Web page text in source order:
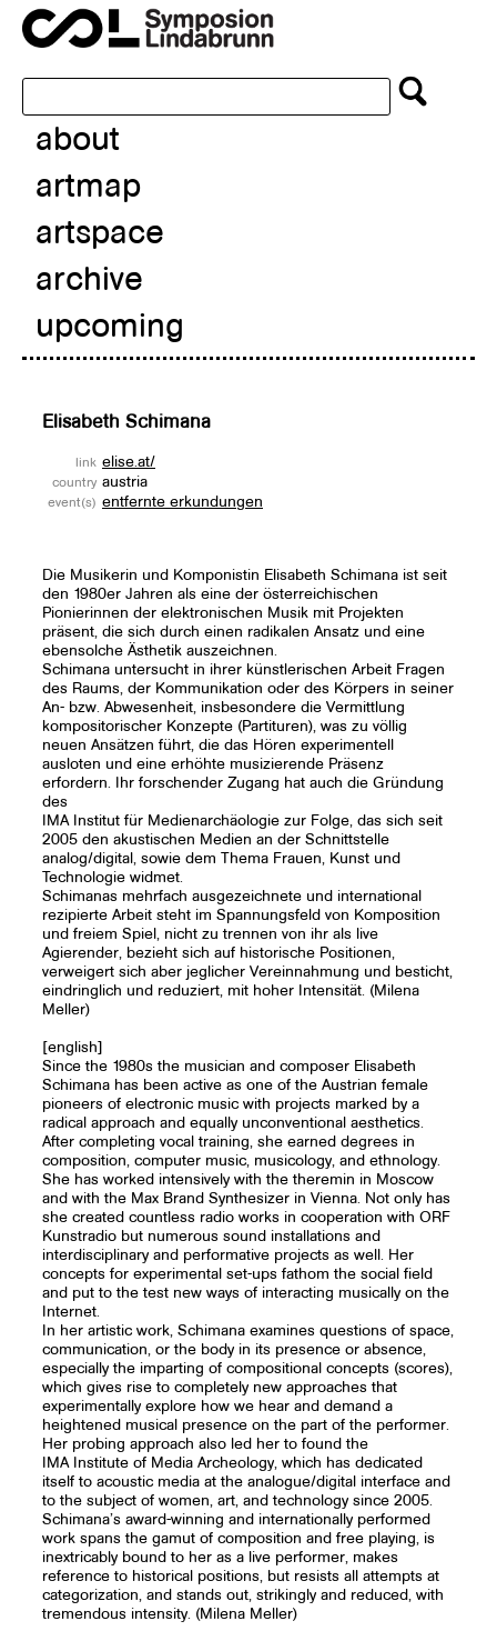
about
artmap
artspace
archive
upcoming
Elisabeth Schimana
link elise.at/
country austria
event(s) entfernte erkundungen
Die Musikerin und Komponistin Elisabeth Schimana ist seit
den 1980er Jahren als eine der österreichischen
Pionierinnen der elektronischen Musik mit Projekten
präsent, die sich durch einen radikalen Ansatz und eine
ebensolche Ästhetik auszeichnen.
Schimana untersucht in ihrer künstlerischen Arbeit Fragen
des Raums, der Kommunikation oder des Körpers in seiner
An- bzw. Abwesenheit, insbesondere die Vermittlung
kompositorischer Konzepte (Partituren), was zu völlig
neuen Ansätzen führt, die das Hören experimentell
ausloten und eine erhöhte musizierende Präsenz
erfordern. Ihr forschender Zugang hat auch die Gründung
des
IMA Institut für Medienarchäologie zur Folge, das sich seit
2005 den akustischen Medien an der Schnittstelle
analog/digital, sowie dem Thema Frauen, Kunst und
Technologie widmet.
Schimanas mehrfach ausgezeichnete und international
rezipierte Arbeit steht im Spannungsfeld von Komposition
und freiem Spiel, nicht zu trennen von ihr als live
Agierender, bezieht sich auf historische Positionen,
verweigert sich aber jeglicher Vereinnahmung und besticht,
eindringlich und reduziert, mit hoher Intensität. (Milena
Meller)
[english]
Since the 1980s the musician and composer Elisabeth
Schimana has been active as one of the Austrian female
pioneers of electronic music with projects marked by a
radical approach and equally unconventional aesthetics.
After completing vocal training, she earned degrees in
composition, computer music, musicology, and ethnology.
She has worked intensively with the theremin in Moscow
and with the Max Brand Synthesizer in Vienna. Not only has
she created countless radio works in cooperation with ORF
Kunstradio but numerous sound installations and
interdisciplinary and performative projects as well. Her
concepts for experimental set-ups fathom the social field
and put to the test new ways of interacting musically on the
Internet.
In her artistic work, Schimana examines questions of space,
communication, or the body in its presence or absence,
especially the imparting of compositional concepts (scores),
which gives rise to completely new approaches that
experimentally explore how we hear and demand a
heightened musical presence on the part of the performer.
Her probing approach also led her to found the
IMA Institute of Media Archeology, which has dedicated
itself to acoustic media at the analogue/digital interface and
to the subject of women, art, and technology since 2005.
Schimana’s award-winning and internationally performed
work spans the gamut of composition and free playing, is
inextricably bound to her as a live performer, makes
reference to historical positions, but resists all attempts at
categorization, and stands out, strikingly and reduced, with
tremendous intensity. (Milena Meller)